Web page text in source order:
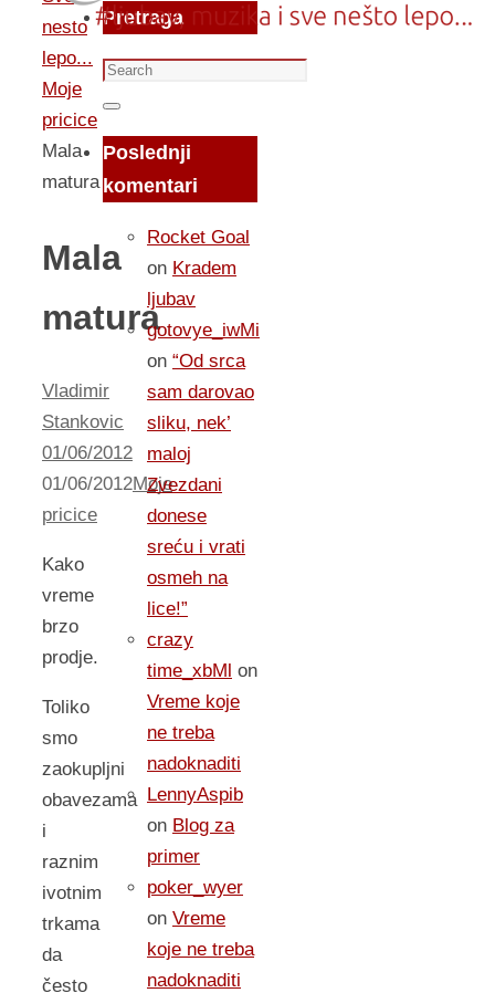
nesto
lepo...
Moje
pricice
Mala
matura
Mala
matura
Vladimir
Stankovic
01/06/2012
01/06/2012Moje
pricice
Kako
vreme
brzo
prodje.
Toliko
smo
zaokupljni
obavezama
i
raznim
ivotnim
trkama
da
često
Pretraga
Search
for:
Search
Poslednji
komentari
Rocket Goal
on Kradem
ljubav
gotovye_iwMi
on “Od srca
sam darovao
sliku, nek’
maloj
Zvezdani
donese
sreću i vrati
osmeh na
lice!”
crazy
time_xbMl on
Vreme koje
ne treba
nadoknaditi
LennyAspib
on Blog za
primer
poker_wyer
on Vreme
koje ne treba
nadoknaditi